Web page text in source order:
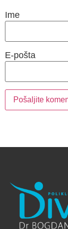
Ime
E-pošta